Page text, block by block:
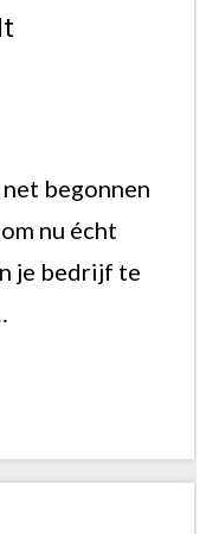
begonnen
nu écht
je bedrijf te